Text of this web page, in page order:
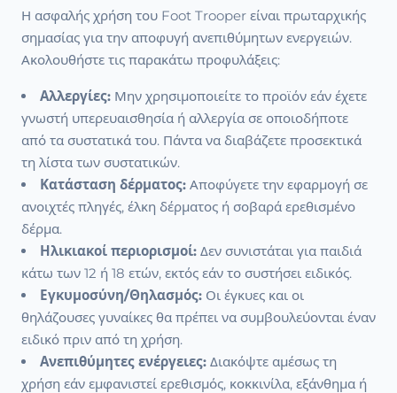
Η ασφαλής χρήση του Foot Trooper είναι πρωταρχικής
σημασίας για την αποφυγή ανεπιθύμητων ενεργειών.
Ακολουθήστε τις παρακάτω προφυλάξεις:
Αλλεργίες: Μην χρησιμοποιείτε το προϊόν εάν έχετε
γνωστή υπερευαισθησία ή αλλεργία σε οποιοδήποτε
από τα συστατικά του. Πάντα να διαβάζετε προσεκτικά
τη λίστα των συστατικών.
Κατάσταση δέρματος: Αποφύγετε την εφαρμογή σε
ανοιχτές πληγές, έλκη δέρματος ή σοβαρά ερεθισμένο
δέρμα.
Ηλικιακοί περιορισμοί: Δεν συνιστάται για παιδιά
κάτω των 12 ή 18 ετών, εκτός εάν το συστήσει ειδικός.
Εγκυμοσύνη/Θηλασμός: Οι έγκυες και οι
θηλάζουσες γυναίκες θα πρέπει να συμβουλεύονται έναν
ειδικό πριν από τη χρήση.
Ανεπιθύμητες ενέργειες: Διακόψτε αμέσως τη
χρήση εάν εμφανιστεί ερεθισμός, κοκκινίλα, εξάνθημα ή